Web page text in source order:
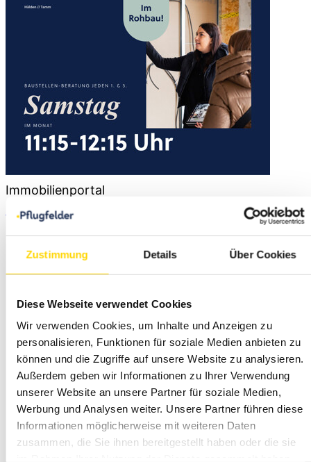
Zustimmung Details Über Cookies
Diese Webseite verwendet Cookies
Wir verwenden Cookies, um Inhalte und Anzeigen zu
personalisieren, Funktionen für soziale Medien anbieten zu
können und die Zugriffe auf unsere Website zu analysieren.
Außerdem geben wir Informationen zu Ihrer Verwendung
unserer Website an unsere Partner für soziale Medien,
Werbung und Analysen weiter. Unsere Partner führen diese
Informationen möglicherweise mit weiteren Daten
zusammen, die Sie ihnen bereitgestellt haben oder die sie
Immobilienportal
Zur Ergebnisliste
Neubau
4-Zimmer
mit Garten für
Familien &